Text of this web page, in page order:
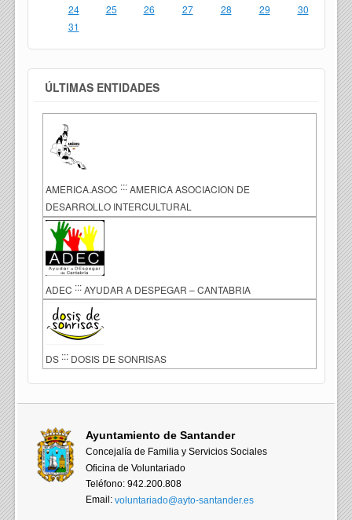
24
25 26 27 28 29
30
31
ÚLTIMAS ENTIDADES
AMERICA.ASOC ::: AMERICA ASOCIACION DE
DESARROLLO INTERCULTURAL
ADEC ::: AYUDAR A DESPEGAR – CANTABRIA
DS ::: DOSIS DE SONRISAS
Ayuntamiento de Santander
Concejalía de Familia y Servicios Sociales
Oficina de Voluntariado
Teléfono: 942.200.808
Email:voluntariado@ayto-santander.es